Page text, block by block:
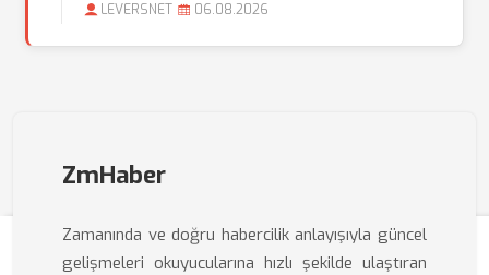
LEVERSNET 06.08.2026
ZmHaber
Zamanında ve doğru habercilik anlayışıyla güncel
gelişmeleri okuyucularına hızlı şekilde ulaştıran